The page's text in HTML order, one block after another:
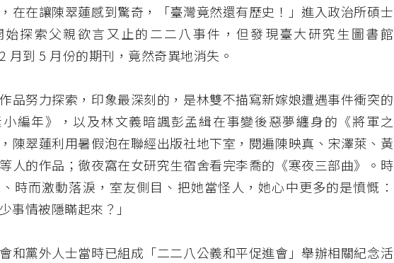
在在讓陳翠蓮感到驚奇，「臺灣竟然還有歷史！」進入政治所碩士
始探索父親欲言又止的二二八事件，但發現臺大研究生圖書館
月到 5 月份的期刊，竟然奇異地消失。
品努力探索，印象最深刻的，是林雙不描寫新嫁娘遭遇事件衝突的
編年》，以及林文義暗諷彭孟緝在事變後惡夢纏身的《將軍之
陳翠蓮利用暑假泡在聯經出版社地下室，閱遍陳映真、宋澤萊、黃
人的作品；徹夜窩在女研究生宿舍看完李喬的《寒夜三部曲》。時
時而激動落淚，室友側目、把她當怪人，她心中更多的是憤慨：
事情被隱瞞起來？」
和黨外人士當時已組成「二二八公義和平促進會」舉辦相關紀念活